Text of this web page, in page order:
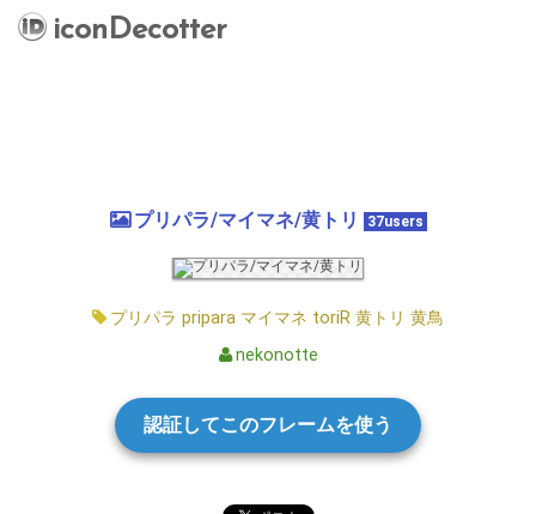
iconDecotter
プリパラ/マイマネ/黄トリ 37users
プリパラ pripara マイマネ toriR 黄トリ 黄鳥
nekonotte
認証してこのフレームを使う